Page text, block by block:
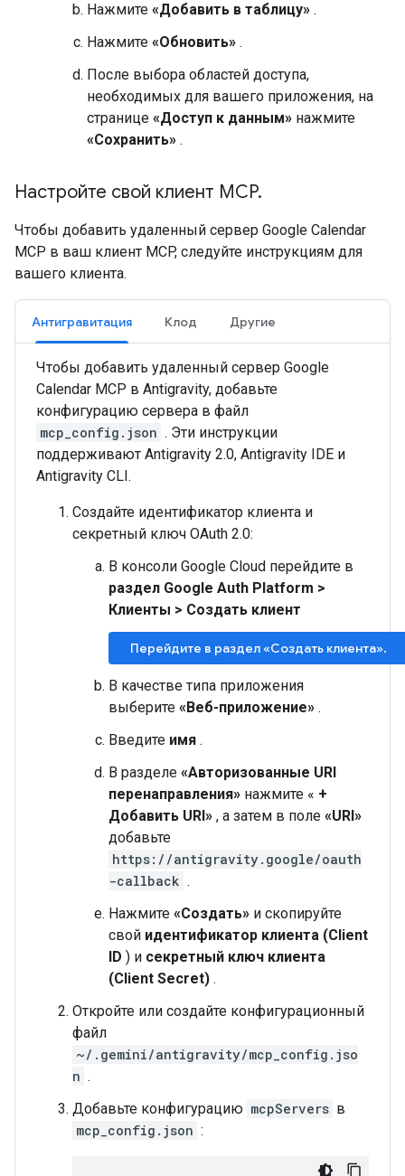
Нажмите «Добавить в таблицу» .
Нажмите «Обновить» .
После выбора областей доступа,
необходимых для вашего приложения, на
странице «Доступ к данным» нажмите
«Сохранить» .
Настройте свой клиент MCP.
Чтобы добавить удаленный сервер Google Calendar
MCP в ваш клиент MCP, следуйте инструкциям для
вашего клиента.
Антигравитация Клод Другие
Чтобы добавить удаленный сервер Google
Calendar MCP в Antigravity, добавьте
конфигурацию сервера в файл
mcp_config.json . Эти инструкции
поддерживают Antigravity 2.0, Antigravity IDE и
Antigravity CLI.
Создайте идентификатор клиента и
секретный ключ OAuth 2.0:
В консоли Google Cloud перейдите в
раздел Google Auth Platform >
Клиенты > Создать клиент
Перейдите в раздел «Создать клиента».
В качестве типа приложения
выберите «Веб-приложение» .
Введите имя .
В разделе «Авторизованные URI
перенаправления» нажмите « +
Добавить URI» , а затем в поле «URI»
добавьте
https://antigravity.google/oauth
-callback .
Нажмите «Создать» и скопируйте
свой идентификатор клиента (Client
ID ) и секретный ключ клиента
(Client Secret) .
Откройте или создайте конфигурационный
файл
~/.gemini/antigravity/mcp_config.jso
n .
Добавьте конфигурацию mcpServers в
mcp_config.json :